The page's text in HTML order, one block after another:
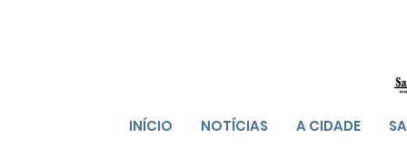
INÍCIO NOTÍCIAS A CIDADE